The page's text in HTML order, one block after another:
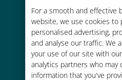
For a smooth and effective
website, we use cookies to
personalised advertising,
and analyse our traffic. We
your use of our site with
analytics partners who
information that you've
お客様が普段お使
ーミングサービス
べて最大で90％の